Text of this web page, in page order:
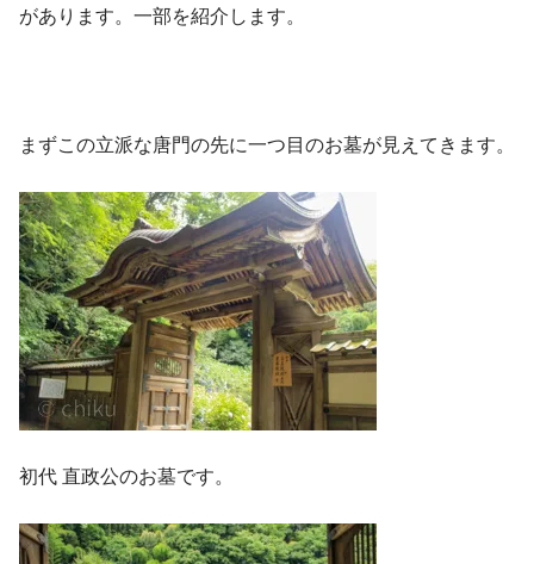
があります。一部を紹介します。
まずこの立派な唐門の先に一つ目のお墓が見えてきます。
初代 直政公のお墓です。